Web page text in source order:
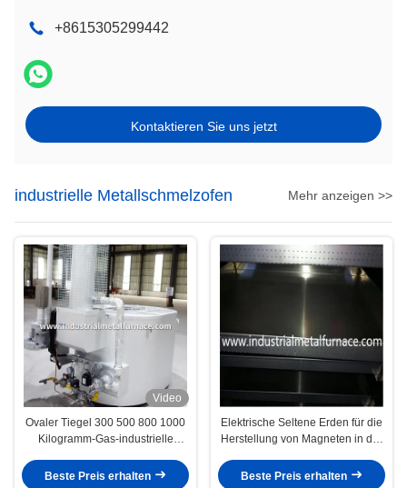
+8615305299442
Kontaktieren Sie uns jetzt
industrielle Metallschmelzofen Mehr anzeigen >>
Video
Ovaler Tiegel 300 500 800 1000
Kilogramm-Gas-industrielle
Wärmeaustauscher
Beste Preis erhalten
Elektrische Seltene Erden für die
Herstellung von Magneten in der
Beste Preis erhalten